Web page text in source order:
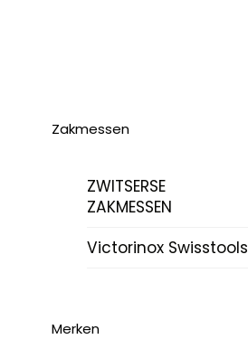
Zakmessen
ZWITSERSE
ZAKMESSEN
Victorinox Swisstools
Merken